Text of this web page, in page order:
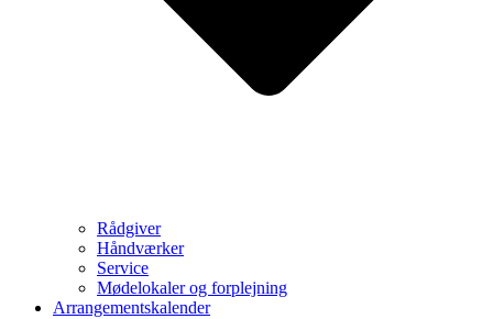
Rådgiver
Håndværker
Service
Mødelokaler og forplejning
Arrangementskalender